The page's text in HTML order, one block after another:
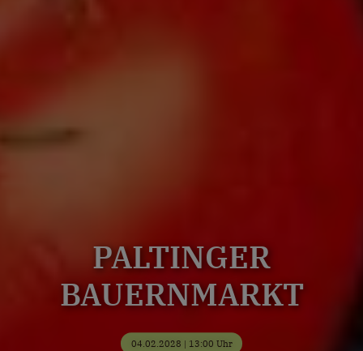
PALTINGER
BAUERNMARKT
04.02.2028 | 13:00 Uhr